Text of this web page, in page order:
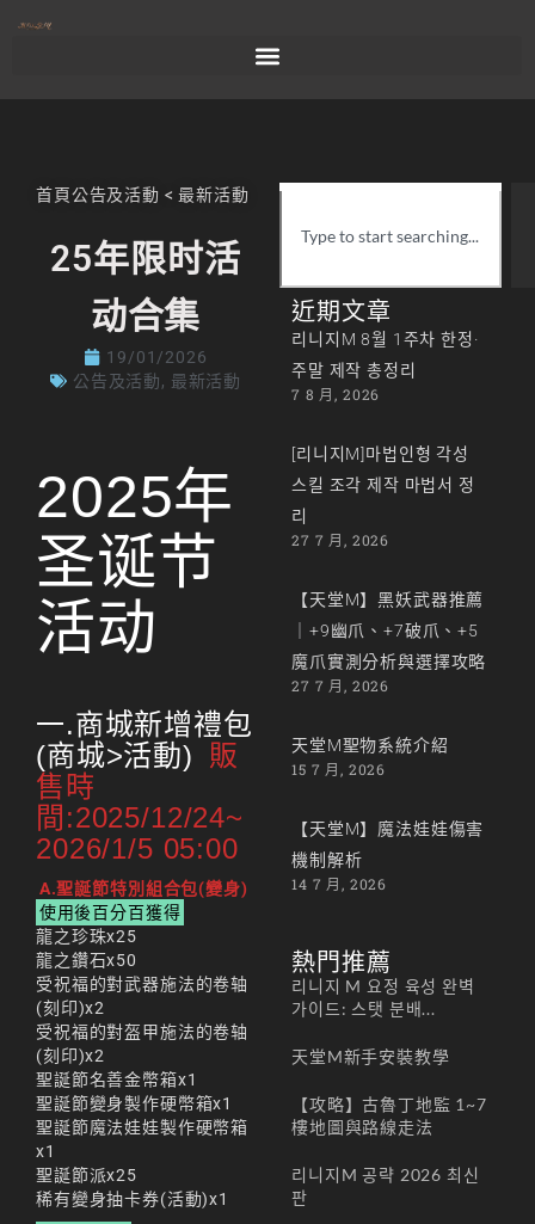
首頁公告及活動 <最新活動
25年限时活
动合集
19/01/2026
公告及活動, 最新活動
2025年
圣诞节
活动
一.商城新增禮包
(商城>活動)
販
售時
間:2025/12/24~
2026/1/5 05:00
A.聖誕節特別組合包(變身)
使用後百分百獲得
龍之珍珠x25
龍之鑽石x50
受祝福的對武器施法的卷轴
(刻印)x2
受祝福的對盔甲施法的卷轴
(刻印)x2
聖誕節名善金幣箱x1
聖誕節變身製作硬幣箱x1
聖誕節魔法娃娃製作硬幣箱
x1
聖誕節派x25
稀有變身抽卡券(活動)x1
近期文章
리니지M 8월 1주차 한정·
주말 제작 총정리
7 8 月, 2026
[리니지M]마법인형 각성
스킬 조각 제작 마법서 정
리
27 7 月, 2026
【天堂M】黑妖武器推薦
｜+9幽爪、+7破爪、+5
魔爪實測分析與選擇攻略
27 7 月, 2026
天堂M聖物系統介紹
15 7 月, 2026
【天堂M】魔法娃娃傷害
機制解析
14 7 月, 2026
熱門推薦
리니지 M 요정 육성 완벽
가이드: 스탯 분배...
天堂M新手安裝教學
【攻略】古魯丁地監 1~7
樓地圖與路線走法
리니지M 공략 2026 최신
판